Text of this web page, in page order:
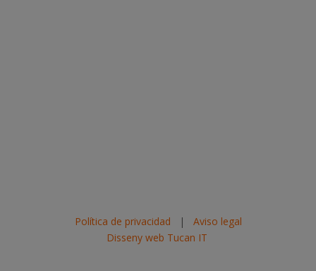
Política de privacidad | Aviso legal
Disseny web Tucan IT